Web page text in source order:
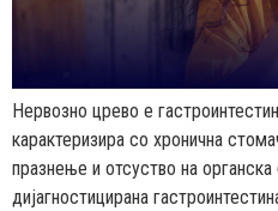
Нервозно црево е
карактеризира со хронична
празнење и отсуство на
дијагностицирана